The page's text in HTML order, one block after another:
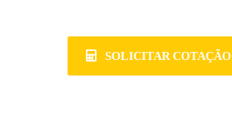
SOLICITAR COTAÇÃO